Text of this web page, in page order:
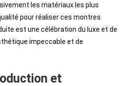
les matériaux les plus
pour réaliser ces montres
est une célébration du luxe et de
impeccable et de
et